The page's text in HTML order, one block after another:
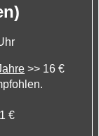
>> 16 €
€